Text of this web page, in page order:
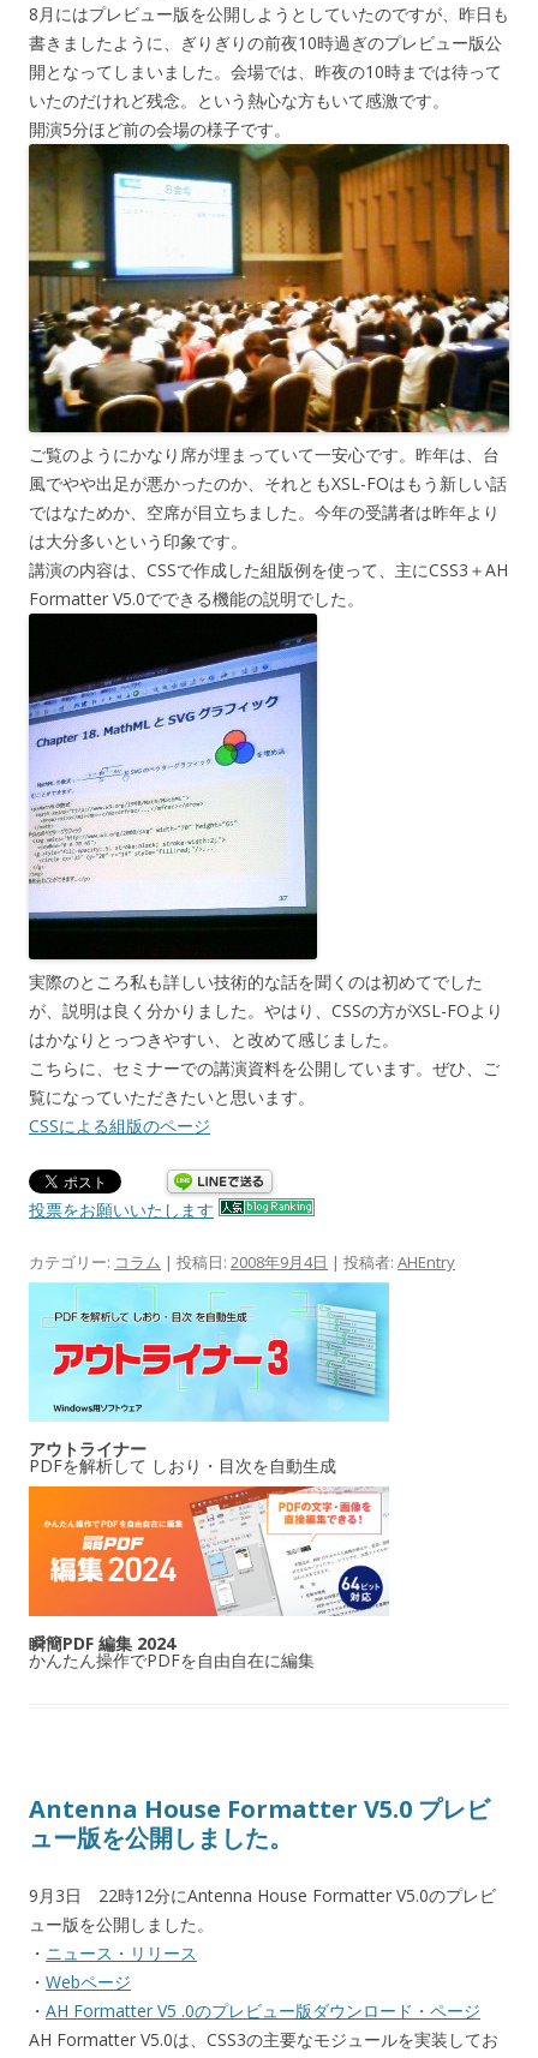
8月にはプレビュー版を公開しようとしていたのですが、昨日も
書きましたように、ぎりぎりの前夜10時過ぎのプレビュー版公
開となってしまいました。会場では、昨夜の10時までは待って
いたのだけれど残念。という熱心な方もいて感激です。
開演5分ほど前の会場の様子です。
ご覧のようにかなり席が埋まっていて一安心です。昨年は、台
風でやや出足が悪かったのか、それともXSL-FOはもう新しい話
ではなためか、空席が目立ちました。今年の受講者は昨年より
は大分多いという印象です。
講演の内容は、CSSで作成した組版例を使って、主にCSS3＋AH
Formatter V5.0でできる機能の説明でした。
実際のところ私も詳しい技術的な話を聞くのは初めてでした
が、説明は良く分かりました。やはり、CSSの方がXSL-FOより
はかなりとっつきやすい、と改めて感じました。
こちらに、セミナーでの講演資料を公開しています。ぜひ、ご
覧になっていただきたいと思います。
CSSによる組版のページ
投票をお願いいたします
カテゴリー: コラム | 投稿日: 2008年9月4日 | 投稿者: AHEntry
アウトライナー
PDFを解析して しおり・目次を自動生成
瞬簡PDF 編集 2024
かんたん操作でPDFを自由自在に編集
Antenna House Formatter V5.0 プレビ
ュー版を公開しました。
9月3日 22時12分にAntenna House Formatter V5.0のプレビ
ュー版を公開しました。
・ ニュース・リリース
・ Webページ
・ AH Formatter V5 .0のプレビュー版ダウンロード・ページ
AH Formatter V5.0は、CSS3の主要なモジュールを実装してお